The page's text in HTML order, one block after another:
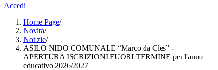
Accedi
Home Page/
Novità/
Notizie/
ASILO NIDO COMUNALE “Marco da Cles” -
APERTURA ISCRIZIONI FUORI TERMINE per l'anno
educativo 2026/2027